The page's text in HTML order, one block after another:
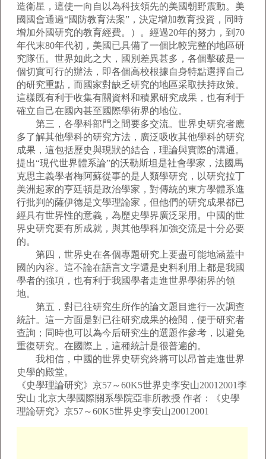
造衛星，這使一向自以為科技領先的美國朝野震動。美
國國會通過“國防教育法案”，決定增加教育投資，同時
增加外國研究的教育經費。）。經過20年的努力，到70
年代末80年代初，美國已具備了一個比較完整的地區研
究隊伍。世界如此之大，國別差異甚多，各個擊破是一
個切實可行的辦法，即各個高校根據自身特點選擇自己
的研究重點，而國家對缺乏研究的地區采取扶持政策。
這樣既有利于收集有關資料和積累研究成果，也有利于
確立自己在國內甚至國際學術界的地位。
第三，各學科部門之間要多交流。世界史研究者應
多了解其他學科的研究方法，廣泛吸收其他學科的研究
成果，這包括歷史與現狀的結合，理論與實際的溝通。
提出“現代世界體系論”的沃勒斯坦是社會學家，法國馬
克思主義學者梅阿蘇從事的是人類學研究，以研究拉丁
美洲起家的亨廷頓是政治學家，對傳統的東方學體系進
行批判的薩伊德是文學理論家，但他們的研究成果都已
經具有世界性的意義，為歷史學界廣泛采用。中國的世
界史研究要有所成就，與其他學科加強交流是十分必要
的。
第四，世界史在各個專題研究上要盡可能地涵蓋中
國的內容。這不論在語言文字還是史料利用上都是我國
學者的強項，也有利于我國學者走進世界學術界的領
地。
第五，對已往研究生所作的論文題目進行一次調查
統計。這一方面是對已往研究成果的檢閱，便于研究者
查詢；同時也可以為今后研究生的選題作參考，以避免
重復研究。在國際上，這種統計是很普遍的。
我相信，中國的世界史研究終將可以昂首走進世界
史學的殿堂。
《史學理論研究》京57～60K5世界史李安山20012001李
安山 北京大學國際關系學院亞非所教授 作者：《史學
理論研究》京57～60K5世界史李安山20012001